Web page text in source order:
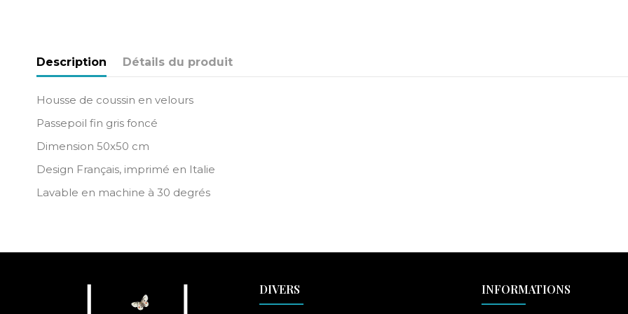
Description Détails du produit
Housse de coussin en velours
Passepoil fin gris foncé
Dimension 50x50 cm
Design Français, imprimé en Italie
Lavable en machine à 30 degrés
DIVERS INFORMATIONS